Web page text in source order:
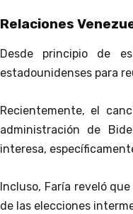
Relaciones
Desde principio de
estadounidenses para
Recientemente, el
administración de
interesa,
Incluso, Faría reveló
de las elecciones